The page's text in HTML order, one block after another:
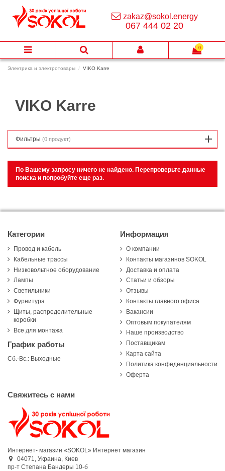
Электрика и электротовары VIKO Karre
VIKO Karre
По Вашему запросу ничего не найдено. Перепроверьте данные
поиска и попробуйте еще раз.
Фильтры (0 продукт)
zakaz@sokol.energy
067 444 02 20
0
Категории
Провод и кабель
Кабельные трассы
Низковольтное оборудование
Лампы
Светильники
Фурнитура
Щиты, распределительные
коробки
Все для монтажа
График работы
Сб.-Вс.: Выходные
Информация
О компании
Контакты магазинов SOKOL
Доставка и оплата
Статьи и обзоры
Отзывы
Контакты главного офиса
Вакансии
Оптовым покупателям
Наше производство
Поставщикам
Карта сайта
Политика конфеденциальности
Оферта
Свяжитесь с нами
Интернет- магазин «SOKOL» Интернет магазин
04071, Украина, Киев
пр-т Степана Бандеры 10-б